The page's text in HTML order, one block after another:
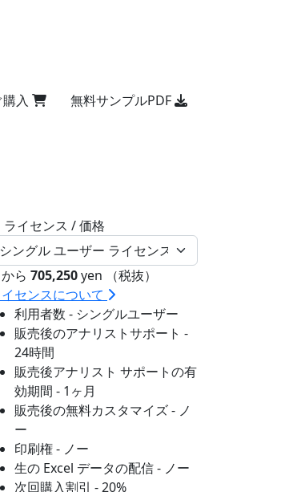
入 無料サンプルPDF
ライセンス / 価格
ら 705,250yen （税抜）
センスについて
利用者数 - シングルユーザー
販売後のアナリストサポート -
24時間
販売後アナリスト サポートの有
効期間 - 1ヶ月
販売後の無料カスタマイズ - ノ
ー
印刷権 - ノー
生の Excel データの配信 - ノー
次回購入割引 - 20%